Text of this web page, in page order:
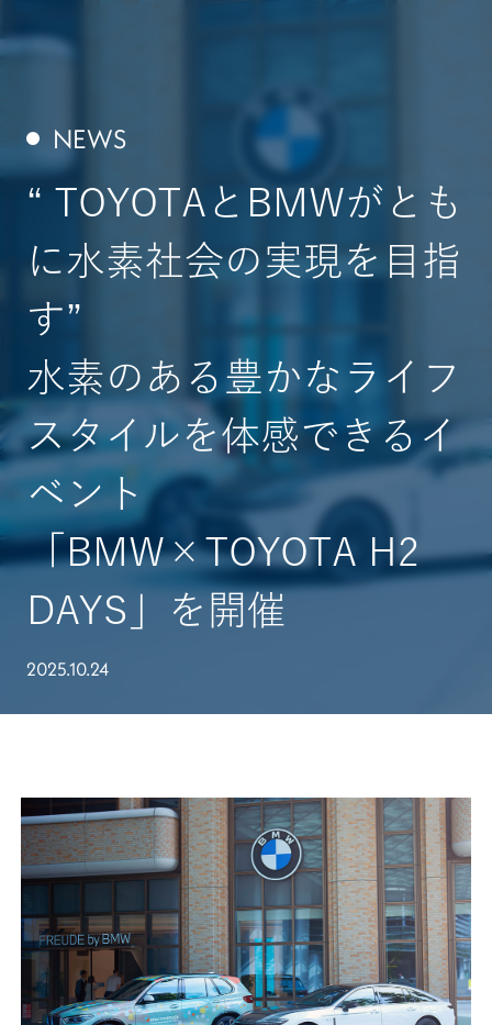
NEWS
“ TOYOTAとBMWがとも
に水素社会の実現を目指
す”
水素のある豊かなライフ
スタイルを体感できるイ
ベント
「BMW×TOYOTA H2
DAYS」を開催
2025.10.24